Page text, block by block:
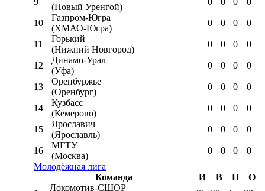
(Новый Уренгой)
10
Газпром-Югра
(ХМАО-Югра)
0 0 0 0
11
Горький
(Нижний Новгород)
0 0 0 0
12
Динамо-Урал
(Уфа)
0 0 0 0
13
Оренбуржье
(Оренбург)
0 0 0 0
14
Кузбасс
(Кемерово)
0 0 0 0
15
Ярославич
(Ярославль)
0 0 0 0
16
МГТУ
(Москва)
0 0 0
0
Молодёжная лига
Команда
И В П
О
Локомотив-CШОР